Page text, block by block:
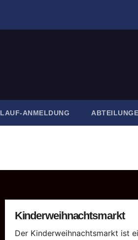
LAUF-ANMELDUNG
Kinderweihnachtsmarkt
Der Kinderweihnachtsmarkt ist